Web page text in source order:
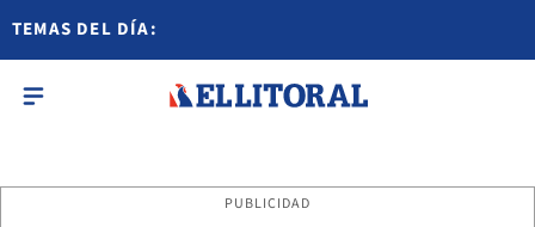
TEMAS DEL DÍA:
PUBLICIDAD